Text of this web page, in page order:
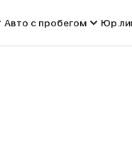
Авто с пробегом